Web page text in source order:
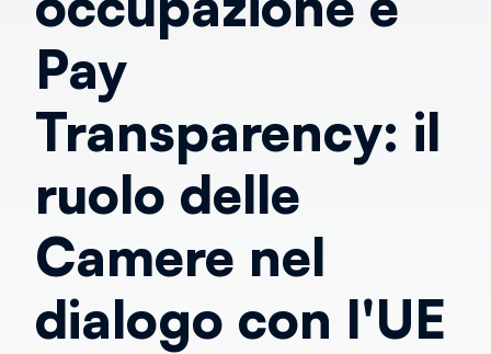
Pay
Transparency: il
ruolo delle
Camere nel
dialogo con l'UE